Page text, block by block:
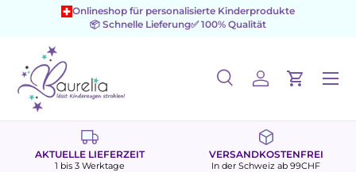
Direkt zum Inhalt
Onlineshop für personalisierte Kinderprodukte
📦 Schnelle Lieferung✅ 100% Qualität
Suchen
SucheEinloggen
Menü
AKTUELLE LIEFERZEIT
1 bis 3 Werktage
VERSANDKOSTENFREI
In der Schweiz ab 99CHF